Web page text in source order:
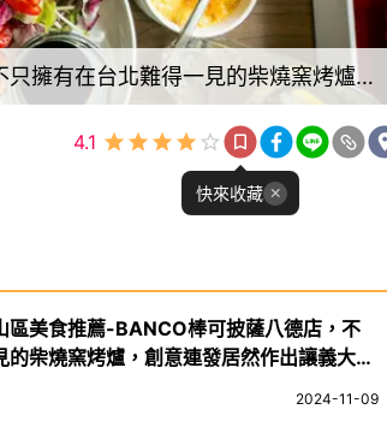
台北市松山區台北松山區美食推薦-BANCO棒可披薩八德店，不只擁有在台北難得一見的柴燒窯烤爐，創意連發居然作出讓義大利評審都點頭的鳳梨披薩！！！
4.1
快來收藏
區美食推薦-BANCO棒可披薩八德店，不
的柴燒窯烤爐，創意連發居然作出讓義大利
！！
2024-11-09